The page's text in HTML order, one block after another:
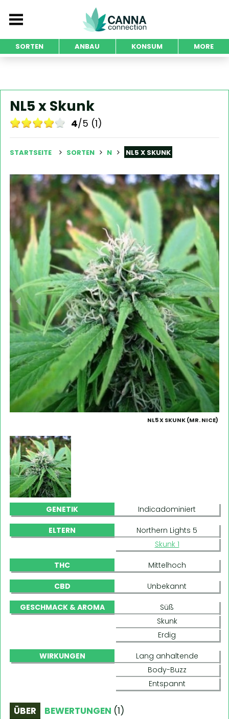
SORTEN ANBAU KONSUM MORE
NL5 x Skunk
4/5 (1)
STARTSEITE SORTEN N NL5 X SKUNK
NL5 X SKUNK (MR. NICE)
GENETIK Indicadominiert
ELTERN
Northern Lights 5
Skunk 1
THC Mittelhoch
CBD Unbekannt
GESCHMACK & AROMA
Süß
Skunk
Erdig
WIRKUNGEN
Lang anhaltende
Body-Buzz
Entspannt
ÜBER BEWERTUNGEN (1)